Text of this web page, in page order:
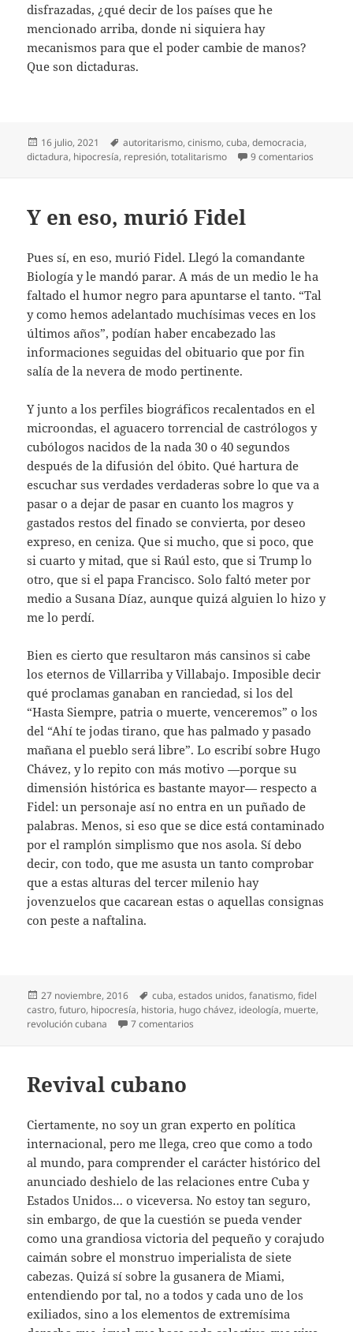
disfrazadas, ¿qué decir de los países que he
mencionado arriba, donde ni siquiera hay
mecanismos para que el poder cambie de manos?
Que son dictaduras.
Publicado
el
16 julio, 2021 Etiquetas
autoritarismo,cinismo,cuba,democracia,
dictadura, hipocresía, represión,totalitarismo 9 comentarios
Y en eso, murió Fidel
Pues sí, en eso, murió Fidel. Llegó la comandante
Biología y le mandó parar. A más de un medio le ha
faltado el humor negro para apuntarse el tanto. “Tal
y como hemos adelantado muchísimas veces en los
últimos años”, podían haber encabezado las
informaciones seguidas del obituario que por fin
salía de la nevera de modo pertinente.
Y junto a los perfiles biográficos recalentados en el
microondas, el aguacero torrencial de castrólogos y
cubólogos nacidos de la nada 30 o 40 segundos
después de la difusión del óbito. Qué hartura de
escuchar sus verdades verdaderas sobre lo que va a
pasar o a dejar de pasar en cuanto los magros y
gastados restos del finado se convierta, por deseo
expreso, en ceniza. Que si mucho, que si poco, que
si cuarto y mitad, que si Raúl esto, que si Trump lo
otro, que si el papa Francisco. Solo faltó meter por
medio a Susana Díaz, aunque quizá alguien lo hizo y
me lo perdí.
Bien es cierto que resultaron más cansinos si cabe
los eternos de Villarriba y Villabajo. Imposible decir
qué proclamas ganaban en ranciedad, si los del
“Hasta Siempre, patria o muerte, venceremos” o los
del “Ahí te jodas tirano, que has palmado y pasado
mañana el pueblo será libre”. Lo escribí sobre Hugo
Chávez, y lo repito con más motivo —porque su
dimensión histórica es bastante mayor— respecto a
Fidel: un personaje así no entra en un puñado de
palabras. Menos, si eso que se dice está contaminado
por el ramplón simplismo que nos asola. Sí debo
decir, con todo, que me asusta un tanto comprobar
que a estas alturas del tercer milenio hay
jovenzuelos que cacarean estas o aquellas consignas
con peste a naftalina.
Publicado
el
27 noviembre, 2016 Etiquetas
cuba,estados unidos,fanatismo,fidel
castro,futuro, hipocresía, historia, hugo chávez, ideología, muerte,
revolución cubana
7 comentarios
Revival cubano
Ciertamente, no soy un gran experto en política
internacional, pero me llega, creo que como a todo
al mundo, para comprender el carácter histórico del
anunciado deshielo de las relaciones entre Cuba y
Estados Unidos… o viceversa. No estoy tan seguro,
sin embargo, de que la cuestión se pueda vender
como una grandiosa victoria del pequeño y corajudo
caimán sobre el monstruo imperialista de siete
cabezas. Quizá sí sobre la gusanera de Miami,
entendiendo por tal, no a todos y cada uno de los
exiliados, sino a los elementos de extremísima